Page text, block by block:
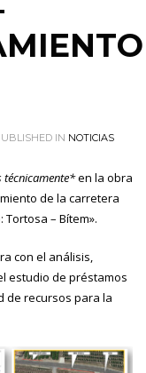
IN NOTICIAS
técnicamente*en la obra
de la carretera
Tortosa – Bítem».
con el análisis,
estudio de préstamos
de recursos para la